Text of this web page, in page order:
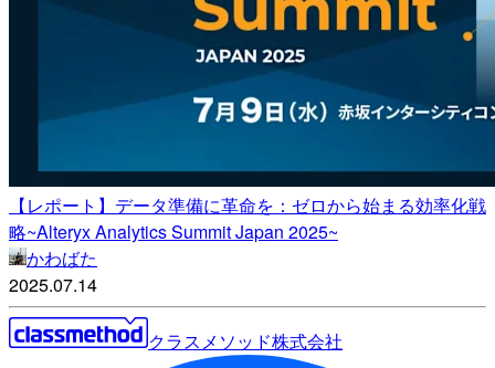
【レポート】データ準備に革命を：ゼロから始まる効率化戦
略~Alteryx Analytics Summit Japan 2025~
かわばた
2025.07.14
クラスメソッド株式会社